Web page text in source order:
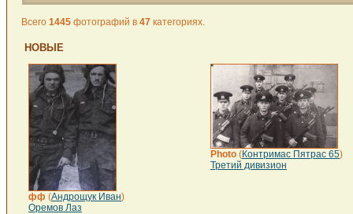
Всего 1445 фотографий в 47 категориях.
НОВЫЕ
фф (Андрощук Иван)
Оремов Лаз
Photo (Контримас Пятрас 65)
Третий дивизион